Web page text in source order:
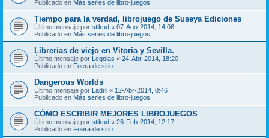
Publicado en Más series de libro-juegos
Tiempo para la verdad, librojuego de Suseya Ediciones
Último mensaje por stikud « 07-Ago-2014, 14:06
Publicado en Más series de libro-juegos
Librerías de viejo en Vitoria y Sevilla.
Último mensaje por Legolas « 24-Abr-2014, 18:20
Publicado en Fuera de sitio
Dangerous Worlds
Último mensaje por Ladril « 12-Abr-2014, 0:46
Publicado en Más series de libro-juegos
CÓMO ESCRIBIR MEJORES LIBROJUEGOS
Último mensaje por stikud « 26-Feb-2014, 12:17
Publicado en Fuera de sitio